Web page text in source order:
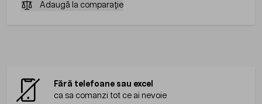
Adaugă la comparație
Fără telefoane sau excel
ca sa comanzi tot ce ai nevoie